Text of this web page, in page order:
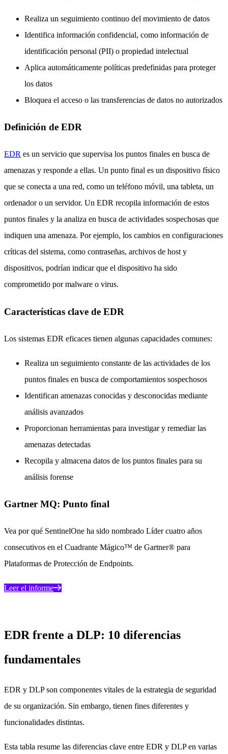
Realiza un seguimiento continuo del movimiento de datos
Identifica información confidencial, como información de
identificación personal (PII) o propiedad intelectual
Aplica automáticamente políticas predefinidas para proteger
los datos
Bloquea el acceso o las transferencias de datos no autorizados
Definición de EDR
EDR es un servicio que supervisa los puntos finales en busca de
amenazas y responde a ellas. Un punto final es un dispositivo físico
que se conecta a una red, como un teléfono móvil, una tableta, un
ordenador o un servidor. Un EDR recopila información de estos
puntos finales y la analiza en busca de actividades sospechosas que
indiquen una amenaza. Por ejemplo, los cambios en configuraciones
críticas del sistema, como contraseñas, archivos de host y
dispositivos, podrían indicar que el dispositivo ha sido
comprometido por malware o virus.
Características clave de EDR
Los sistemas EDR eficaces tienen algunas capacidades comunes:
Realiza un seguimiento constante de las actividades de los
puntos finales en busca de comportamientos sospechosos
Identifican amenazas conocidas y desconocidas mediante
análisis avanzados
Proporcionan herramientas para investigar y remediar las
amenazas detectadas
Recopila y almacena datos de los puntos finales para su
análisis forense
Gartner MQ: Punto final
Vea por qué SentinelOne ha sido nombrado Líder cuatro años
consecutivos en el Cuadrante Mágico™ de Gartner® para
Plataformas de Protección de Endpoints.
Leer el informe
EDR frente a DLP: 10 diferencias
fundamentales
EDR y DLP son componentes vitales de la estrategia de seguridad
de su organización. Sin embargo, tienen fines diferentes y
funcionalidades distintas.
Esta tabla resume las diferencias clave entre EDR y DLP en varias